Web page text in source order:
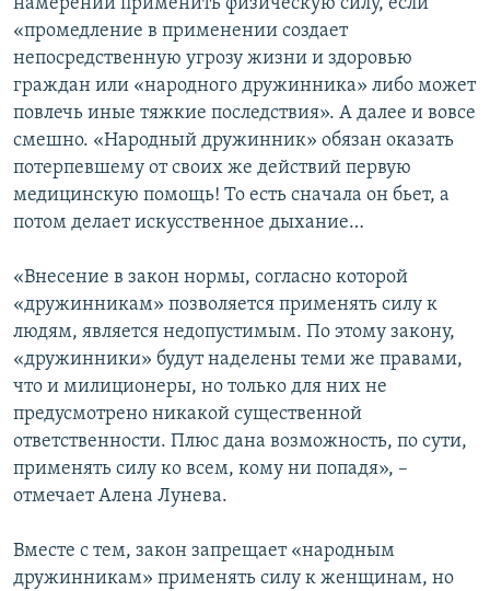
намерении применить физическую силу, если
«промедление в применении создает
непосредственную угрозу жизни и здоровью
граждан или «народного дружинника» либо может
повлечь иные тяжкие последствия». А далее и вовсе
смешно. «Народный дружинник» обязан оказать
потерпевшему от своих же действий первую
медицинскую помощь! То есть сначала он бьет, а
потом делает искусственное дыхание…
«Внесение в закон нормы, согласно которой
«дружинникам» позволяется применять силу к
людям, является недопустимым. По этому закону,
«дружинники» будут наделены теми же правами,
что и милиционеры, но только для них не
предусмотрено никакой существенной
ответственности. Плюс дана возможность, по сути,
применять силу ко всем, кому ни попадя», –
отмечает Алена Лунева.
Вместе с тем, закон запрещает «народным
дружинникам» применять силу к женщинам, но